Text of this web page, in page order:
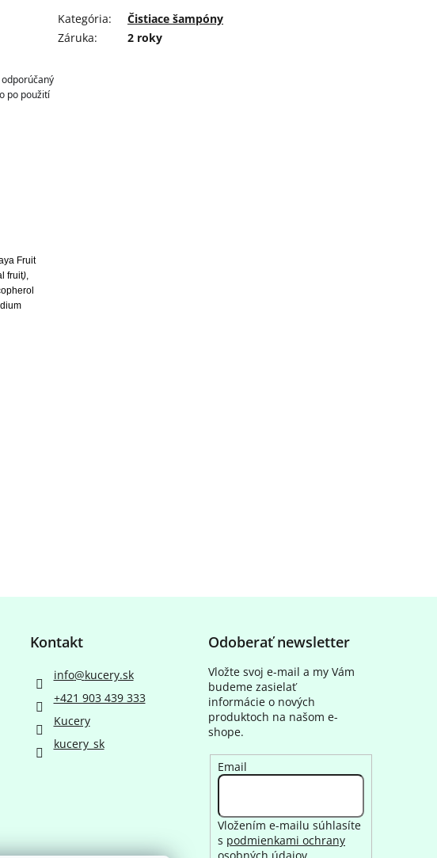
po použití
Fruit
fruit),
Kategória:
Čistiace šampóny
Záruka: 2 roky
Kontakt
info@kucery.sk
+421 903 439 333
Kucery
kucery_sk
Odoberať newsletter
Vložte svoj e-mail a my Vám
budeme zasielať
informácie o nových
produktoch na našom e-
shope.
Email
Vložením e-mailu súhlasíte
s podmienkami ochrany